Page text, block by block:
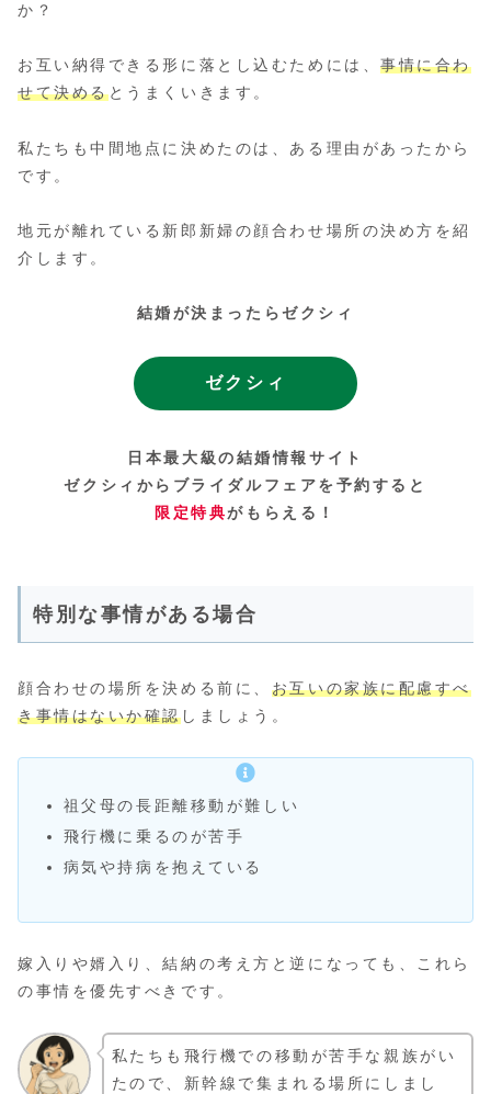
か？
お互い納得できる形に落とし込むためには、事情に合わ
せて決めるとうまくいきます。
私たちも中間地点に決めたのは、ある理由があったから
です。
地元が離れている新郎新婦の顔合わせ場所の決め方を紹
介します。
結婚が決まったらゼクシィ
ゼクシィ
日本最大級の結婚情報サイト
ゼクシィからブライダルフェアを予約すると
限定特典がもらえる！
特別な事情がある場合
顔合わせの場所を決める前に、 お互いの家族に配慮すべ
き事情はないか確認しましょう。
祖父母の長距離移動が難しい
飛行機に乗るのが苦手
病気や持病を抱えている
嫁入りや婿入り、結納の考え方と逆になっても、これら
の事情を優先すべきです。
私たちも飛行機での移動が苦手な親族がい
たので、新幹線で集まれる場所にしまし